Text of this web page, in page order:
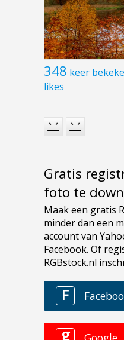
348 keer
likes
Gratis
foto te